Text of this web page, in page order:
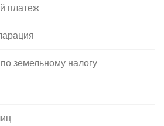
платеж
земельному налогу